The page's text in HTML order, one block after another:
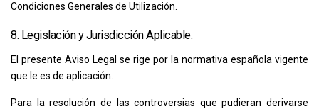
Condiciones Generales de Utilización.
8. Legislación y Jurisdicción Aplicable.
El presente Aviso Legal se rige por la normativa española vigente
que le es de aplicación.
Para la resolución de las controversias que pudieran derivarse